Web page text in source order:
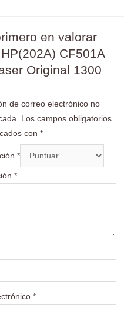
en valorar
HP(202A) CF501A
Original 1300
de correo electrónico no
Los campos obligatorios
con*
*
*
*